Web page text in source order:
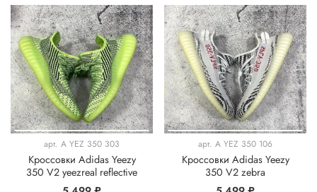
арт. A YEZ 350 303
Кроссовки Adidas Yeezy
350 V2 yeezreal reflective
арт. A YEZ 350 106
Кроссовки Adidas Yeezy
350 V2 zebra